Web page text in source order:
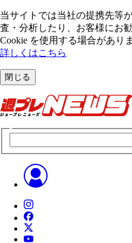
当サイトでは当社の提携先等
査・分析したり、お客様にお
Cookie を使⽤する場合があり
詳しくはこちら
閉じる